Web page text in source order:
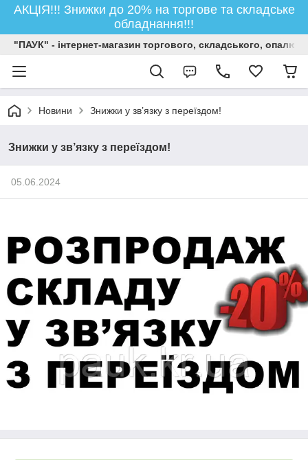
АКЦІЯ!!! Знижки до 20% на торгове та складське
обладнання!!!
"ПАУК" - інтернет-магазин торгового, складського,
Новини Знижки у зв’язку з переїздом!
Знижки у зв’язку з переїздом!
05.06.2024